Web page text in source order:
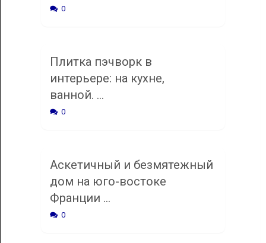
0
Плитка пэчворк в
интерьере: на кухне,
ванной. …
0
Аскетичный и безмятежный
дом на юго-востоке
Франции …
0